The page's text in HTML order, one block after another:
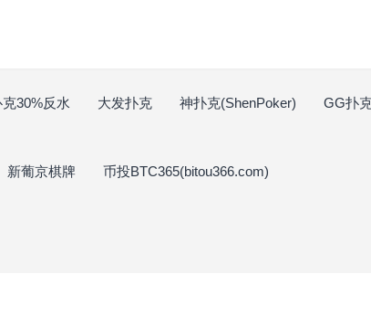
30%反水 大发扑克 神扑克(ShenPoker) GG扑
新葡京棋牌 币投BTC365(bitou366.com)